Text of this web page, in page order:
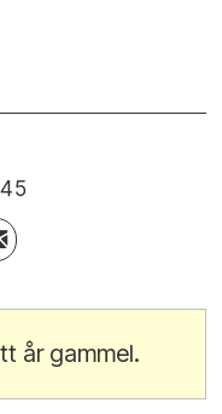
år gammel.